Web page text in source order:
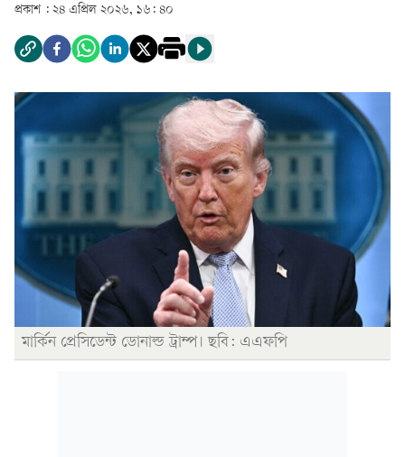
প্রকাশ : ২৪ এপ্রিল ২০২৬, ১৬: ৪০
মার্কিন প্রেসিডেন্ট ডোনাল্ড ট্রাম্প। ছবি: এএফপি